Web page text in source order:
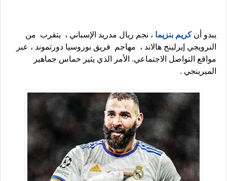
يبدو أنكريم بنزيما ، نجم ريال مدريد الإسباني ، يتقرب من
النرويجي إيرلينج هالاند ، مهاجم فريق بوروسيا دورتموند ، عبر
مواقع التواصل الاجتماعي. الأمر الذي يثير حماس جماهير
الميرينجي .